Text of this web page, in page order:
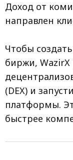
Доход от
направлен
Чтобы
биржи, WazirX
(DEX) и
платформы.
быстрее